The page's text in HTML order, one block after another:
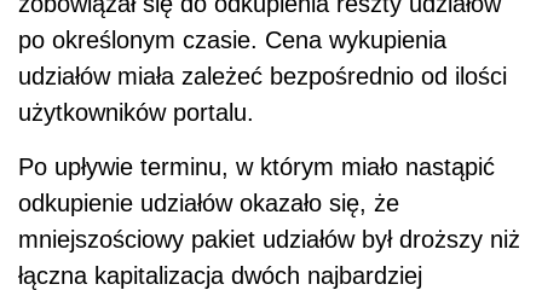
po określonym czasie. Cena wykupienia
udziałów miała zależeć bezpośrednio od ilości
użytkowników portalu.
Po upływie terminu, w którym miało nastąpić
odkupienie udziałów okazało się, że
mniejszościowy pakiet udziałów był droższy niż
łączna kapitalizacja dwóch najbardziej